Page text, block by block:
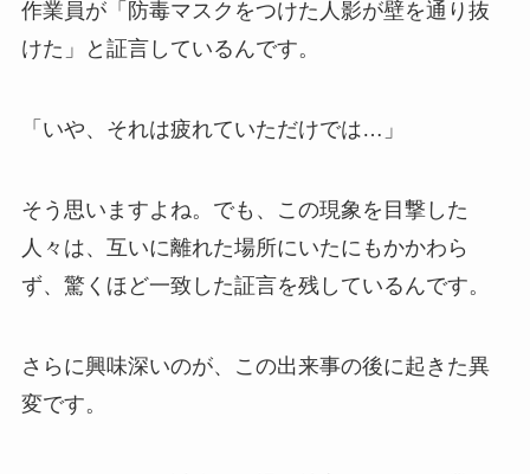
作業員が「防毒マスクをつけた人影が壁を通り抜
けた」と証言しているんです。
「いや、それは疲れていただけでは…」
そう思いますよね。でも、この現象を目撃した
人々は、互いに離れた場所にいたにもかかわら
ず、驚くほど一致した証言を残しているんです。
さらに興味深いのが、この出来事の後に起きた異
変です。